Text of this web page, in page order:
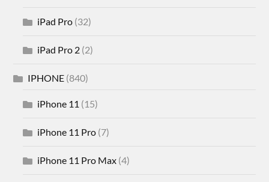
iPad Pro (32)
iPad Pro 2 (2)
IPHONE (840)
iPhone 11 (15)
iPhone 11 Pro (7)
iPhone 11 Pro Max (4)